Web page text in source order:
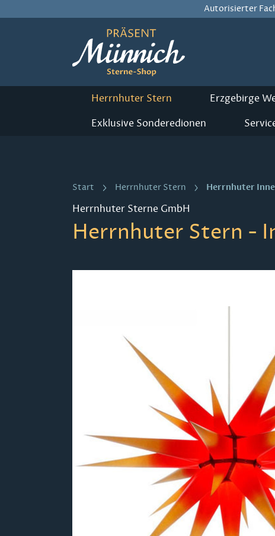
Autorisierter
Herrnhuter Stern Erzgebirge
Exklusive Sonderedionen
Start Herrnhuter Stern Herrnhuter
Herrnhuter Sterne GmbH
Herrnhuter Stern -